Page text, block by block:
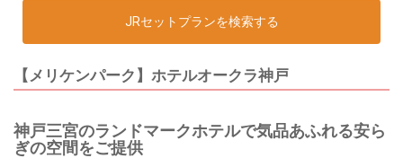
JRセットプランを検索する
【メリケンパーク】ホテルオークラ神戸
神戸三宮のランドマークホテルで気品あふれる安ら
ぎの空間をご提供